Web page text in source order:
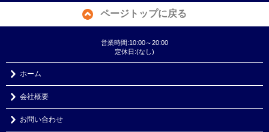
ページトップに戻る
営業時間:10:00～20:00
定休日:(なし)
ホーム
会社概要
お問い合わせ